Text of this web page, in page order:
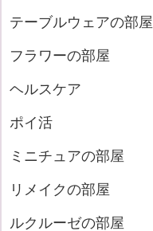
テーブルウェアの部屋
フラワーの部屋
ヘルスケア
ポイ活
ミニチュアの部屋
リメイクの部屋
ルクルーゼの部屋